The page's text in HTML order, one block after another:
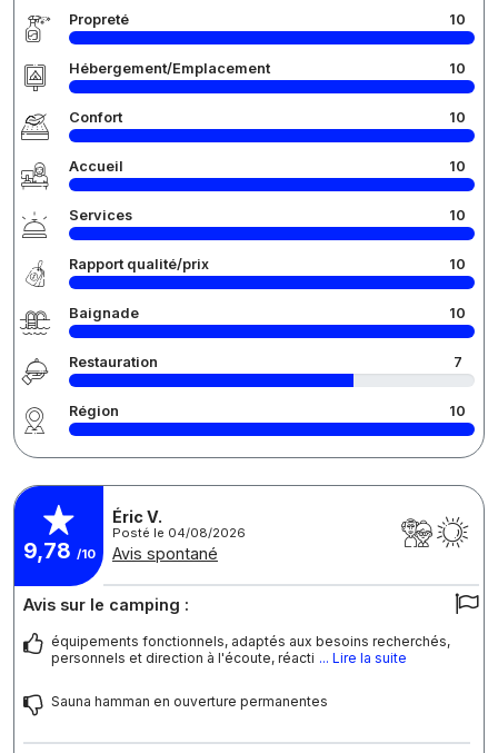
Propreté 10
Hébergement/Emplacement 10
Confort 10
Accueil 10
Services 10
Rapport qualité/prix 10
Baignade 10
Restauration 7
Région 10
9,78 /10
Éric V.
Posté le 04/08/2026
Avis spontané
Avis sur le camping :
équipements fonctionnels, adaptés aux besoins recherchés,
personnels et direction à l'écoute, réacti ... Lire la suite
Sauna hamman en ouverture permanentes